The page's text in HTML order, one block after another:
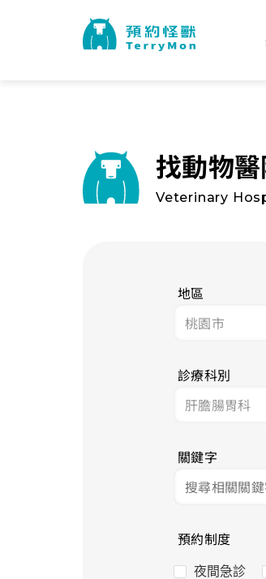
找動物
Veterinary
地區
診療科別
關鍵字
預約制度
夜間急診